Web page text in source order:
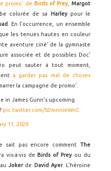
promo' de Birds of Prey Margot
colorée de sa Harleypour le
. En l'occurrence, un ensemble
les tenues hautes en couleur
aventure ciné' de la gymnaste
associée et de possibles Doc'
peut sauter à tout moment,
à garder pas mal de choses
la campagne de promo'.
in James Gunn’s upcoming
pic.twitter.com/SDmnnieWnC
11, 2020
sait pas encore comment The
vis-à-vis de Birds of Prey ou du
auJokerde David Ayer. L'héroïne